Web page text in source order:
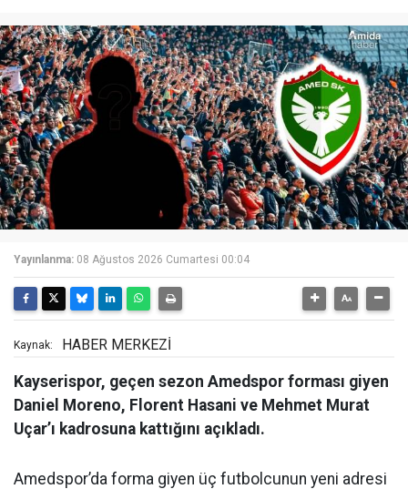
Yayınlanma: 08 Ağustos 2026 Cumartesi 00:04
Kaynak: HABER MERKEZİ
Kayserispor, geçen sezon Amedspor forması giyen
Daniel Moreno, Florent Hasani ve Mehmet Murat
Uçar’ı kadrosuna kattığını açıkladı.
Amedspor’da forma giyen üç futbolcunun yeni adresi